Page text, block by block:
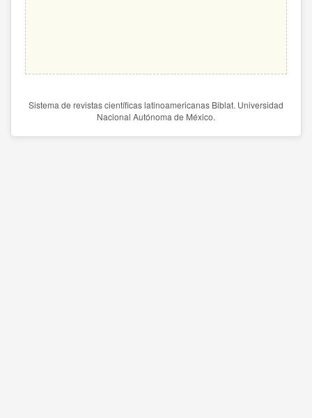
Sistema de revistas científicas latinoamericanas Biblat. Universidad
Nacional Autónoma de México.